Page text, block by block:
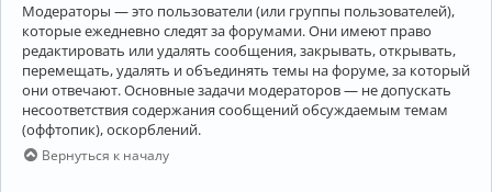
Модераторы — это пользователи (или группы пользователей),
которые ежедневно следят за форумами. Они имеют право
редактировать или удалять сообщения, закрывать, открывать,
перемещать, удалять и объединять темы на форуме, за который
они отвечают. Основные задачи модераторов — не допускать
несоответствия содержания сообщений обсуждаемым темам
(оффтопик), оскорблений.
Вернуться к началу